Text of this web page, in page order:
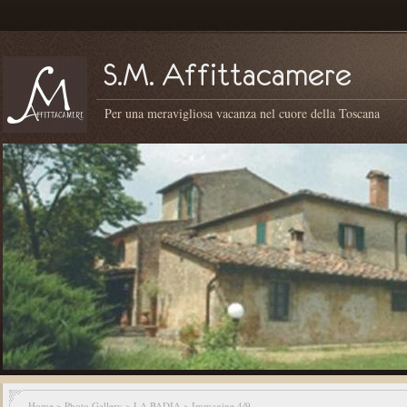
Per una meravigliosa vacanza nel cuore della Toscana